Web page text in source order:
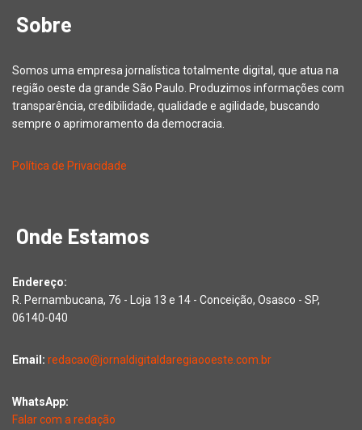
Sobre
Somos uma empresa jornalística totalmente digital, que atua na
região oeste da grande São Paulo. Produzimos informações com
transparência, credibilidade, qualidade e agilidade, buscando
sempre o aprimoramento da democracia.
Política de Privacidade
Onde Estamos
Endereço:
R. Pernambucana, 76 - Loja 13 e 14 - Conceição, Osasco - SP,
06140-040
Email: redacao@jornaldigitaldaregiaooeste.com.br
WhatsApp:
Falar com a redação